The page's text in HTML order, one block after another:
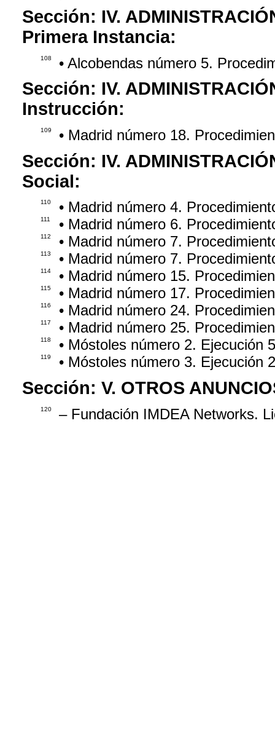
Sección: IV.
Primera Instancia:
108 • Alcobendas número 5.
Sección: IV.
Instrucción:
109 • Madrid número 18.
Sección: IV.
Social:
110 • Madrid número 4.
111 • Madrid número 6.
112 • Madrid número 7.
113 • Madrid número 7.
114 • Madrid número 15.
115 • Madrid número 17.
116 • Madrid número 24.
117 • Madrid número 25.
118 • Móstoles número 2. Ejecución
119 • Móstoles número 3. Ejecución
Sección: V. OTROS
120 – Fundación IMDEA Networks.